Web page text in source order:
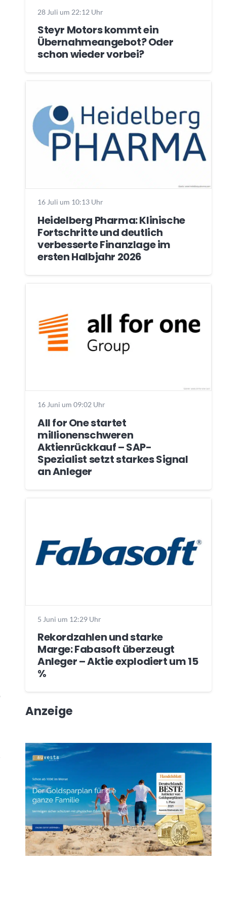
28 Juli um 22:12 Uhr
Steyr Motors kommt ein
Übernahmeangebot? Oder
schon wieder vorbei?
16 Juli um 10:13 Uhr
Heidelberg Pharma: Klinische
Fortschritte und deutlich
verbesserte Finanzlage im
ersten Halbjahr 2026
16 Juni um 09:02 Uhr
All for One startet
millionenschweren
Aktienrückkauf – SAP-
Spezialist setzt starkes Signal
an Anleger
5 Juni um 12:29 Uhr
Rekordzahlen und starke
Marge: Fabasoft überzeugt
Anleger – Aktie explodiert um 15
%
Anzeige